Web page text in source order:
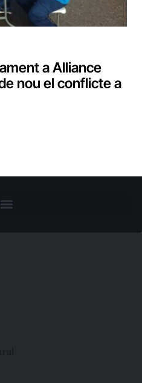
a Alliance
nou el conflicte a